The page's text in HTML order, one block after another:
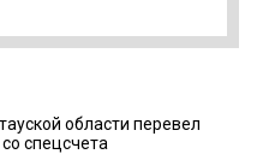
области перевел
спецсчета